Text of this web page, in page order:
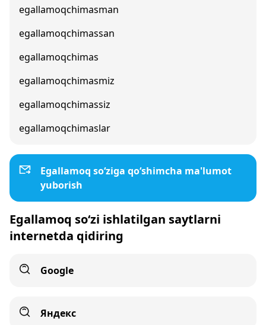
egallamoqchimasman
egallamoqchimassan
egallamoqchimas
egallamoqchimasmiz
egallamoqchimassiz
egallamoqchimaslar
Egallamoq so‘ziga qo‘shimcha ma'lumot
yuborish
Egallamoq so‘zi ishlatilgan saytlarni
internetda qidiring
Google
Яндекс